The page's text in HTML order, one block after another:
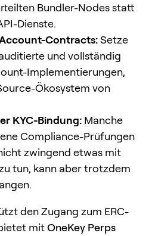
Bundler-Nodes statt
Dienste.
Contracts:Setze
und vollständig
Implementierungen,
Ökosystem von
KYC-Bindung: Manche
Compliance-Prüfungen
zwingend etwas mit
tun, kann aber trotzdem
den Zugang zum ERC-
mitOneKey Perps